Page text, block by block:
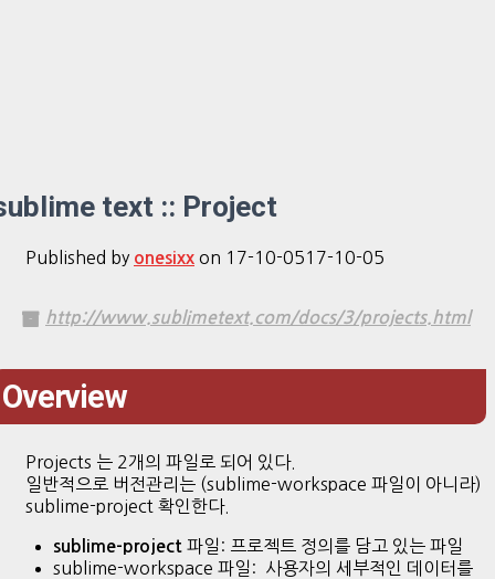
text :: Project
Published by onesixx on 17-10-0517-10-05
http://www.sublimetext.com/docs/3/projects.html
Overview
Projects 는 2개의 파일로 되어 있다.
일반적으로 버전관리는 (sublime-workspace 파일이 아니라)
sublime-project 확인한다.
sublime-project 파일: 프로젝트 정의를 담고 있는 파일
sublime-workspace 파일: 사용자의 세부적인 데이터를